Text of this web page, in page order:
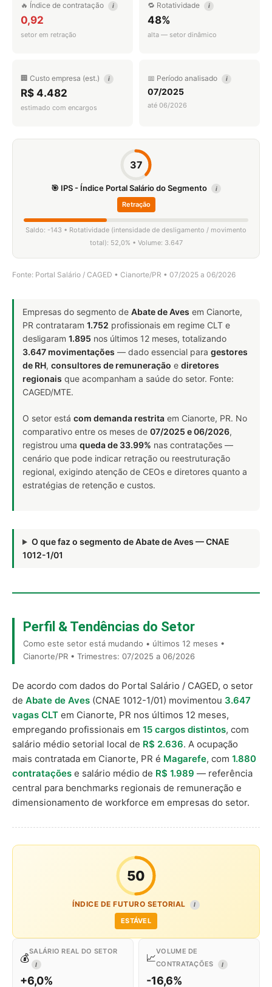
🔥 Índice de contratação i
0,92
setor em retração
🔁 Rotatividade i
48%
alta — setor dinâmico
🏢 Custo empresa (est.) i
R$ 4.482
estimado com encargos
📅 Período analisado i
07/2025
até 06/2026
37
🎯 IPS - Índice Portal Salário do Segmento i
Retração
Saldo: -143 • Rotatividade (intensidade de desligamento / movimento
total): 52,0% • Volume: 3.647
Fonte: Portal Salário / CAGED • Cianorte/PR • 07/2025 a 06/2026
Empresas do segmento de Abate de Aves em Cianorte,
PR contrataram 1.752 profissionais em regime CLT e
desligaram 1.895 nos últimos 12 meses, totalizando
3.647 movimentações — dado essencial para gestores
de RH, consultores de remuneração e diretores
regionais que acompanham a saúde do setor. Fonte:
CAGED/MTE.
O setor está com demanda restrita em Cianorte, PR. No
comparativo entre os meses de 07/2025 e 06/2026,
registrou uma queda de 33.99% nas contratações —
cenário que pode indicar retração ou reestruturação
regional, exigindo atenção de CEOs e diretores quanto a
estratégias de retenção e custos.
O que faz o segmento de Abate de Aves — CNAE
1012-1/01
Perfil & Tendências do Setor
Como este setor está mudando • últimos 12 meses •
Cianorte/PR • Trimestres: 07/2025 a 06/2026
De acordo com dados do Portal Salário / CAGED, o setor
de Abate de Aves (CNAE 1012-1/01) movimentou 3.647
vagas CLT em Cianorte, PR nos últimos 12 meses,
empregando profissionais em 15 cargos distintos, com
salário médio setorial local de R$ 2.636. A ocupação
mais contratada em Cianorte, PR é Magarefe, com 1.880
contratações e salário médio de R$ 1.989 — referência
central para benchmarks regionais de remuneração e
dimensionamento de workforce em empresas do setor.
50
ÍNDICE DE FUTURO SETORIAL I
ESTÁVEL
💰
SALÁRIO REAL DO SETOR
I
+6,0%
📈
VOLUME DE
CONTRATAÇÕES
I
-16,6%